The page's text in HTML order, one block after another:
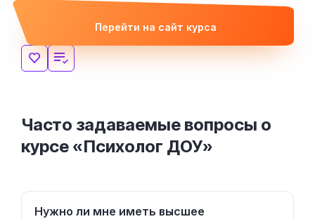
Перейти на сайт курса
Часто задаваемые вопросы о
курсе «Психолог ДОУ»
Нужно ли мне иметь высшее